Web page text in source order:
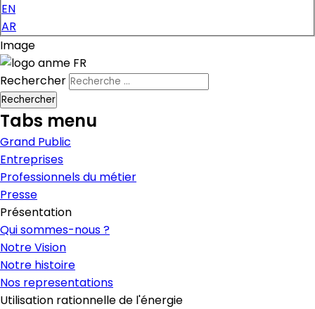
EN
AR
Image
Rechercher
Tabs menu
Grand Public
Entreprises
Professionnels du métier
Presse
Présentation
Qui sommes-nous ?
Notre Vision
Notre histoire
Nos representations
Utilisation rationnelle de l'énergie